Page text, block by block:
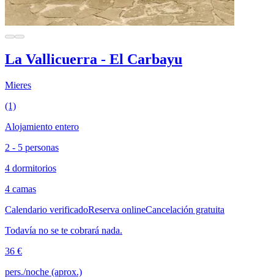
La Vallicuerra - El Carbayu
Mieres
(1)
Alojamiento entero
2 - 5 personas
4 dormitorios
4 camas
Calendario verificadoReserva onlineCancelación gratuita
Todavía no se te cobrará nada.
36 €
pers./noche (aprox.)